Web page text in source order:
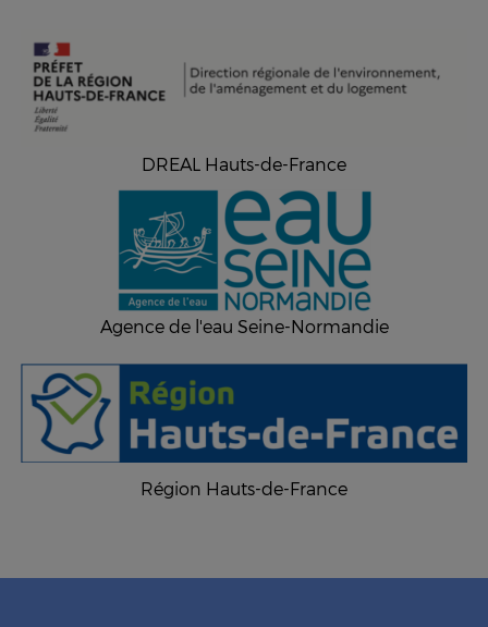
DREAL Hauts-de-France
Agence de l'eau Seine-Normandie
Région Hauts-de-France